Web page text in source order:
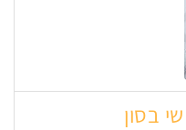
שי בסון